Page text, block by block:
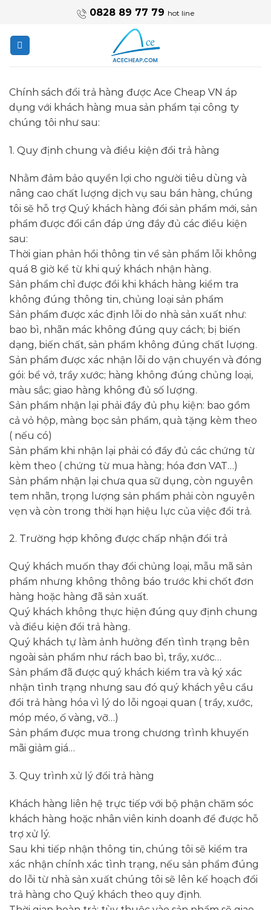
content
0828 89 77 79 hot line
Chính sách đổi trả hàng được Ace Cheap VN áp
dụng với khách hàng mua sản phẩm tại công ty
chúng tôi như sau:
1. Quy định chung và điều kiện đổi trả hàng
Nhằm đảm bảo quyền lợi cho người tiêu dùng và
nâng cao chất lượng dịch vụ sau bán hàng, chúng
tôi sẽ hỗ trợ Quý khách hàng đổi sản phẩm mới, sản
phẩm được đổi cần đáp ứng đầy đủ các điều kiện
sau:
Thời gian phản hồi thông tin về sản phẩm lỗi không
quá 8 giờ kể từ khi quý khách nhận hàng.
Sản phẩm chỉ được đổi khi khách hàng kiểm tra
không đúng thông tin, chủng loại sản phẩm
Sản phẩm được xác định lỗi do nhà sản xuất như:
bao bì, nhãn mác không đúng quy cách; bị biến
dạng, biến chất, sản phẩm không đúng chất lượng.
Sản phẩm được xác nhận lỗi do vận chuyển và đóng
gói: bể vở, trầy xước; hàng không đúng chủng loại,
màu sắc; giao hàng không đủ số lượng.
Sản phẩm nhận lại phải đầy đủ phụ kiện: bao gồm
cả vỏ hộp, màng bọc sản phẩm, quà tặng kèm theo
( nếu có)
Sản phẩm khi nhận lại phải có đầy đủ các chứng từ
kèm theo ( chứng từ mua hàng; hóa đơn VAT…)
Sản phẩm nhận lại chưa qua sữ dụng, còn nguyên
tem nhãn, trọng lượng sản phẩm phải còn nguyên
vẹn và còn trong thời hạn hiệu lực của việc đổi trả.
2. Trường hợp không được chấp nhận đổi trả
Quý khách muốn thay đổi chủng loại, mẫu mã sản
phẩm nhưng không thông báo trước khi chốt đơn
hàng hoặc hàng đã sản xuất.
Quý khách không thực hiện đúng quy định chung
và điều kiện đổi trả hàng.
Quý khách tự làm ảnh hưởng đến tình trạng bên
ngoài sản phẩm như rách bao bì, trầy, xước…
Sản phẩm đã được quý khách kiểm tra và ký xác
nhận tình trạng nhưng sau đó quý khách yêu cầu
đổi trả hàng hóa vì lý do lỗi ngoại quan ( trầy, xước,
móp méo, ố vàng, vỡ…)
Sản phẩm được mua trong chương trình khuyến
mãi giảm giá…
3. Quy trình xử lý đổi trả hàng
Khách hàng liên hệ trực tiếp với bộ phận chăm sóc
khách hàng hoặc nhân viên kinh doanh để được hỗ
trợ xử lý.
Sau khi tiếp nhận thông tin, chúng tôi sẽ kiểm tra
xác nhận chính xác tình trạng, nếu sản phẩm đúng
do lỗi từ nhà sản xuất chúng tôi sẽ lên kế hoạch đổi
trả hàng cho Quý khách theo quy định.